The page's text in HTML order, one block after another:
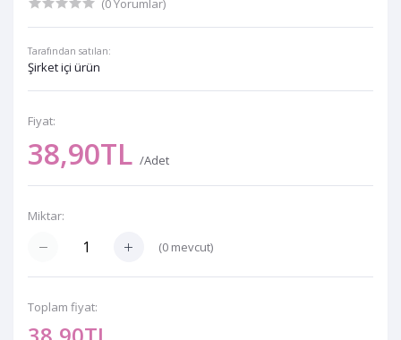
(0 Yorumlar)
Tarafından satılan:
Şirket içi ürün
Fiyat:
38,90TL /Adet
Miktar:
(0 mevcut)
Toplam fiyat: